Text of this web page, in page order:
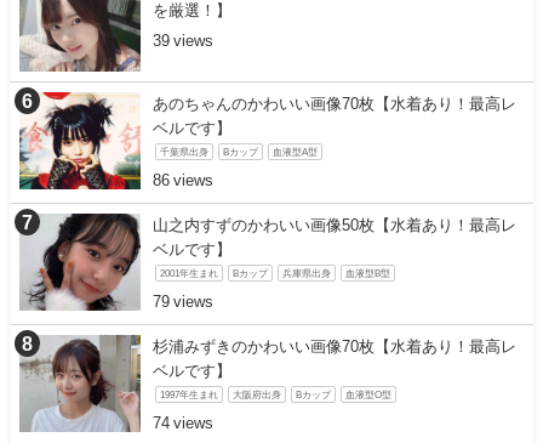
を厳選！】
39
あのちゃんのかわいい画像70枚【水着あり！最高レ
ベルです】
千葉県出身 Bカップ 血液型A型
86
山之内すずのかわいい画像50枚【水着あり！最高レ
ベルです】
2001年生まれ Bカップ 兵庫県出身 血液型B型
79
杉浦みずきのかわいい画像70枚【水着あり！最高レ
ベルです】
1997年生まれ 大阪府出身 Bカップ 血液型O型
74